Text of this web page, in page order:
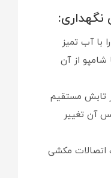
نگهداری:
با آب تمیز
شامپو از آن
تابش مستقیم
آن تغییر
اتصالات مکشی